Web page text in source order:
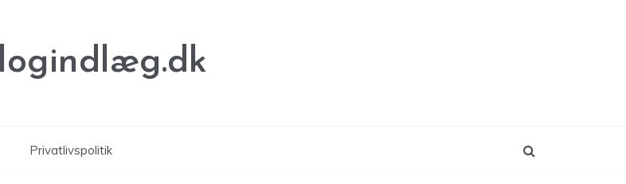
Privatlivspolitik